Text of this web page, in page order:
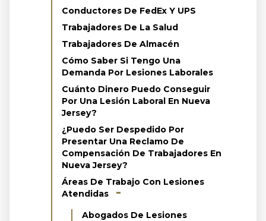
Conductores De FedEx Y UPS
Trabajadores De La Salud
Trabajadores De Almacén
Cómo Saber Si Tengo Una
Demanda Por Lesiones Laborales
Cuánto Dinero Puedo Conseguir
Por Una Lesión Laboral En Nueva
Jersey?
¿Puedo Ser Despedido Por
Presentar Una Reclamo De
Compensación De Trabajadores En
Nueva Jersey?
Áreas De Trabajo Con Lesiones
Atendidas
Abogados De Lesiones